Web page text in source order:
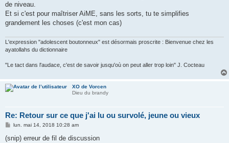
de niveau.
Et si c'est pour maîtriser AiME, sans les sorts, tu te simplifies
grandement les choses (c'est mon cas)
L'expression "adolescent boutonneux" est désormais proscrite : Bienvenue chez les
ayatollahs du dictionnaire
"Le tact dans l'audace, c'est de savoir jusqu'où on peut aller trop loin" J. Cocteau
XO de Vorcen
Dieu du brandy
Re: Retour sur ce que j'ai lu ou survolé, jeune ou vieux
M
s
lun. mai 14, 2018 10:28 am
(snip) erreur de fil de discussion